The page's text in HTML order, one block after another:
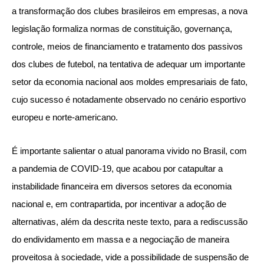
a transformação dos clubes brasileiros em empresas, a nova
legislação formaliza normas de constituição, governança,
controle, meios de financiamento e tratamento dos passivos
dos clubes de futebol, na tentativa de adequar um importante
setor da economia nacional aos moldes empresariais de fato,
cujo sucesso é notadamente observado no cenário esportivo
europeu e norte-americano.
É importante salientar o atual panorama vivido no Brasil, com
a pandemia de COVID-19, que acabou por catapultar a
instabilidade financeira em diversos setores da economia
nacional e, em contrapartida, por incentivar a adoção de
alternativas, além da descrita neste texto, para a rediscussão
do endividamento em massa e a negociação de maneira
proveitosa à sociedade, vide a possibilidade de suspensão de